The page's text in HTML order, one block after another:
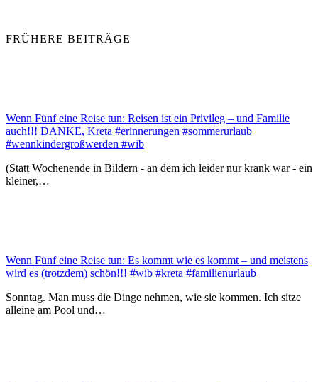
FRÜHERE BEITRÄGE
Wenn Fünf eine Reise tun: Reisen ist ein Privileg – und Familie
auch!!! DANKE, Kreta #erinnerungen #sommerurlaub
#wennkindergroßwerden #wib
(Statt Wochenende in Bildern - an dem ich leider nur krank war - ein
kleiner,…
Wenn Fünf eine Reise tun: Es kommt wie es kommt – und meistens
wird es (trotzdem) schön!!! #wib #kreta #familienurlaub
Sonntag. Man muss die Dinge nehmen, wie sie kommen. Ich sitze
alleine am Pool und…